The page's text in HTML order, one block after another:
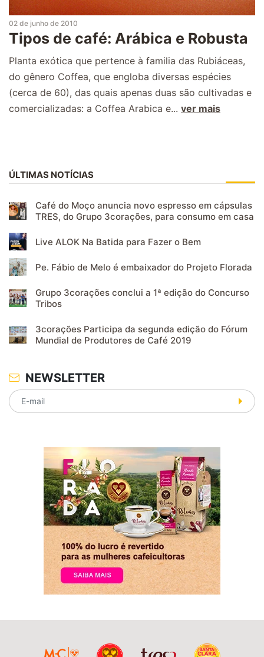
02 de junho de 2010
Tipos de café: Arábica e Robusta
Planta exótica que pertence à familia das Rubiáceas,
do gênero Coffea, que engloba diversas espécies
(cerca de 60), das quais apenas duas são cultivadas e
comercializadas: a Coffea Arabica e... ver mais
ÚLTIMAS NOTÍCIAS
Café do Moço anuncia novo espresso em cápsulas
TRES, do Grupo 3corações, para consumo em casa
Live ALOK Na Batida para Fazer o Bem
Pe. Fábio de Melo é embaixador do Projeto Florada
Grupo 3corações conclui a 1ª edição do Concurso
Tribos
3corações Participa da segunda edição do Fórum
Mundial de Produtores de Café 2019
NEWSLETTER